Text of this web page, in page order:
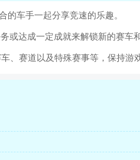
车手一起分享竞速的乐趣。
或达成一定成就来解锁新的赛车和
赛道以及特殊赛事等，保持游